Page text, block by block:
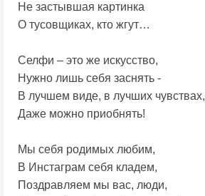
Не застывшая картинка
О тусовщиках, кто жгут…
Селфи – это же искусство,
Нужно лишь себя заснять -
В лучшем виде, в лучших чувствах,
Даже можно приобнять!
Мы себя родимых любим,
В Инстаграм себя кладем,
Поздравляем мы вас, люди,